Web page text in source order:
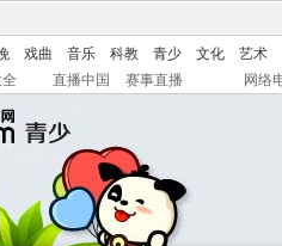
戏曲 音乐 科教 青少 文化
艺术
直播中国 赛事直播 网络